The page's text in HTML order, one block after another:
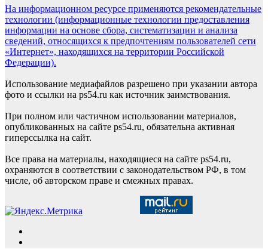
На информационном ресурсе применяются рекомендательные
технологии (информационные технологии предоставления
информации на основе сбора, систематизации и анализа
сведений, относящихся к предпочтениям пользователей сети
«Интернет», находящихся на территории Российской
Федерации).
Использование медиафайлов разрешено при указании автора
фото и ссылки на ps54.ru как источник заимствования.
При полном или частичном использовании материалов,
опубликованных на сайте ps54.ru, обязательна активная
гиперссылка на сайт.
Все права на материалы, находящиеся на сайте ps54.ru,
охраняются в соответствии с законодательством РФ, в том
числе, об авторском праве и смежных правах.